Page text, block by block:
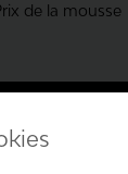
de la mousse